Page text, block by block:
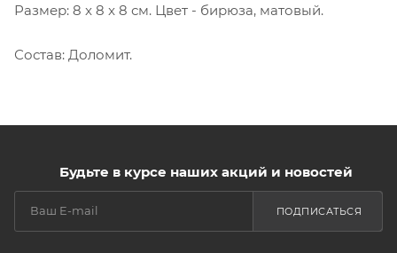
Размер: 8 x 8 x 8 см. Цвет - бирюза, матовый.
Состав: Доломит.
Будьте в курсе наших акций и новостей
ПОДПИСАТЬСЯ